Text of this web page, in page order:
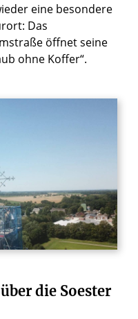
eine besondere
Das
öffnet seine
ohne Koffer“.
über die Soester